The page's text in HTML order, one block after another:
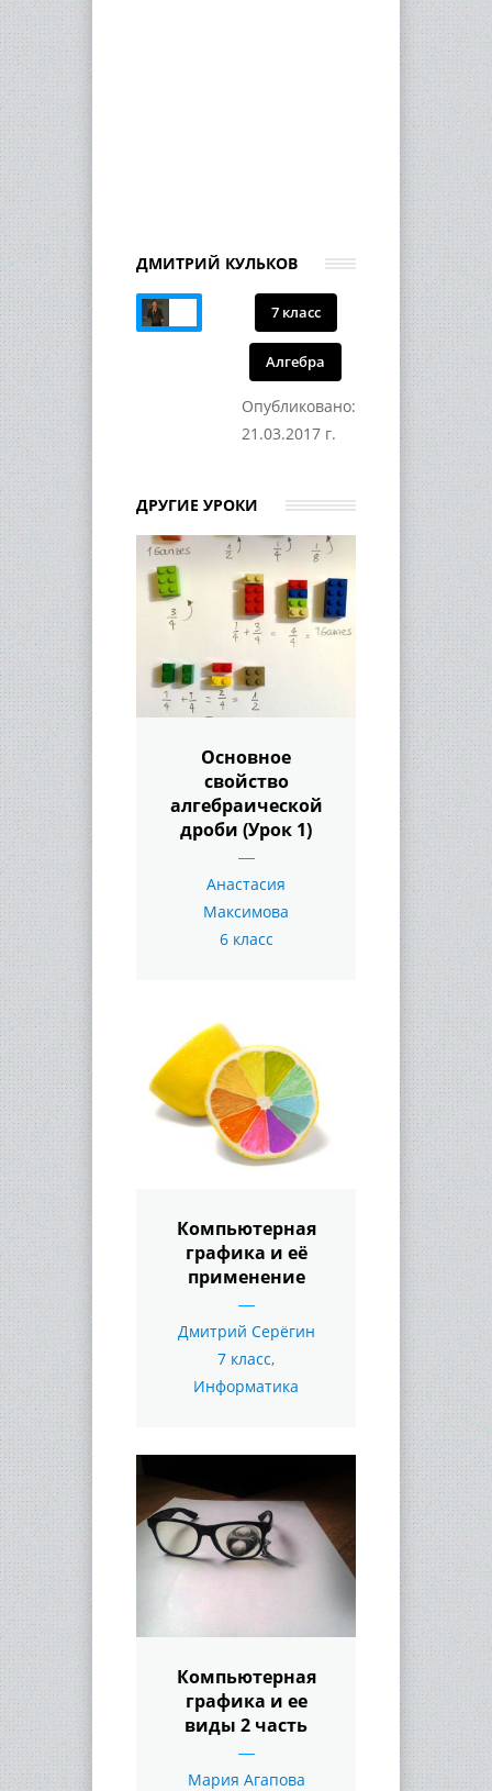
ДМИТРИЙ КУЛЬКОВ
7 класс
Алгебра
Опубликовано:
21.03.2017 г.
ДРУГИЕ УРОКИ
Основное
свойство
алгебраической
дроби (Урок 1)
Анастасия
Максимова
6 класс
Компьютерная
графика и её
применение
Дмитрий Серёгин
7 класс,
Информатика
Компьютерная
графика и ее
виды 2 часть
Мария Агапова